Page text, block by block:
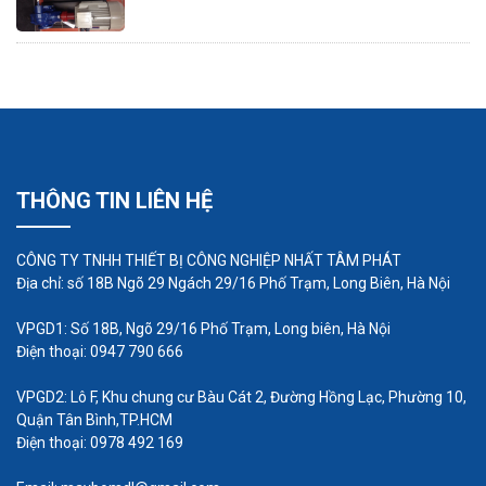
trong quá trình sản xuất. Điều này giúp đảm bảo
chất lỏng bằng tay.
THÔNG TIN LIÊN HỆ
CÔNG TY TNHH THIẾT BỊ CÔNG NGHIỆP NHẤT TÂM PHÁT
Địa chỉ: số 18B Ngõ 29 Ngách 29/16 Phố Trạm, Long Biên, Hà Nội
VPGD1: Số 18B, Ngõ 29/16 Phố Trạm, Long biên, Hà Nội
Điện thoại: 0947 790 666
VPGD2: Lô F, Khu chung cư Bàu Cát 2, Đường Hồng Lạc, Phường 10,
Quận Tân Bình,TP.HCM
Điện thoại: 0978 492 169